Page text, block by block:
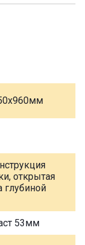
открытая
глубиной
53мм